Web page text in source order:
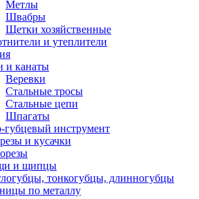
Метлы
Швабры
Щетки хозяйственные
и утеплители
и канаты
Веревки
Стальные тросы
Стальные цепи
Шпагаты
инструмент
и кусачки
и щипцы
тонкогубцы, длинногубцы
по металлу